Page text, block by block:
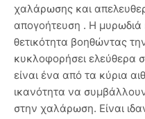
χαλάρωσης και
απογοήτευση . Η μυρωδιά
θετικότητα βοηθώντας
κυκλοφορήσει
είναι ένα από τα κύρια
ικανότητα να
στην χαλάρωση. Είναι